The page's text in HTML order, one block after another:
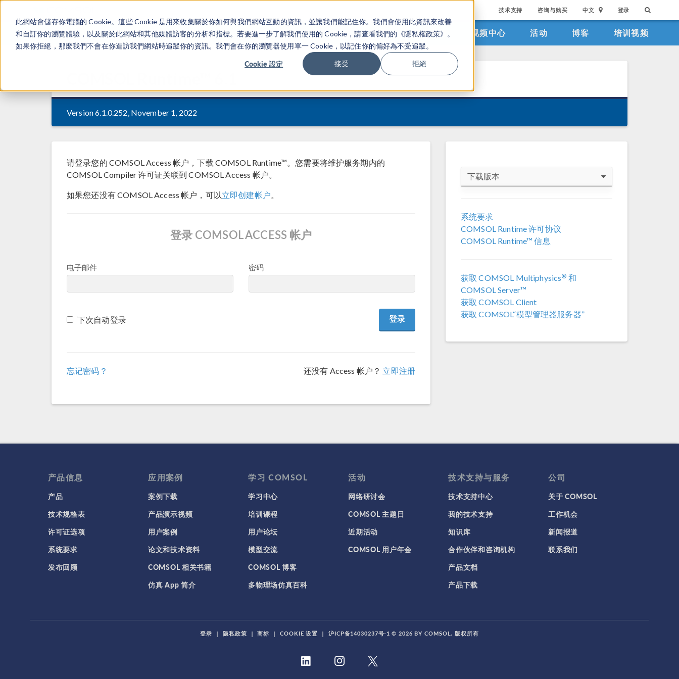
此網站會儲存你電腦的 Cookie。這些 Cookie 是用來收集關於你如何與我們網站互動的資訊，並讓我們能記住你。我們會使用此資訊來改善
和自訂你的瀏覽體驗，以及關於此網站和其他媒體訪客的分析和指標。若要進一步了解我們使用的 Cookie，請查看我們的《隱私權政策》。
如果你拒絕，那麼我們不會在你造訪我們網站時追蹤你的資訊。我們會在你的瀏覽器使用單一 Cookie，以記住你的偏好為不受追蹤。
Cookie 設定 接受 拒絕
技术支持 咨询与购买 中文 登录
产品 行业应用 视频中心 活动 博客 培训视频
Version 6.1.0.252, November 1, 2022
请登录您的 COMSOL Access 帐户，下载 COMSOL Runtime™。您需要将维护服务期内的
COMSOL Compiler 许可证关联到 COMSOL Access 帐户。
如果您还没有 COMSOL Access 帐户，可以立即创建帐户。
登录 COMSOL ACCESS 帐户
电子邮件 密码
下次自动登录
忘记密码？ 还没有 Access 帐户？ 立即注册
下载版本
COMSOL 6.3
COMSOL 6.2 更新 3(6.2.0.415)
COMSOL 6.2 更新 2
COMSOL 6.2 更新 1
COMSOL 6.2(6.2.0.278)
COMSOL 6.0 更新 1 (6.0.0.354)
COMSOL 6.0 更新 0 (6.0.0.318)
COMSOL 6.0 (6.0.0.312)
COMSOL 5.6 更新 2 (5.6.0.401)
COMSOL 5.6 更新 1
COMSOL 5.6
COMSOL 5.5 更新 3
系统要求
COMSOL Runtime 许可协议
COMSOL Runtime™ 信息
获取 COMSOL Multiphysics® 和
COMSOL Server™
获取 COMSOL Client
获取 COMSOL“模型管理器服务器”
产品信息
产品
技术规格表
许可证选项
系统要求
发布回顾
应用案例
案例下载
产品演示视频
用户案例
论文和技术资料
COMSOL 相关书籍
仿真 App 简介
学习 COMSOL
学习中心
培训课程
用户论坛
模型交流
COMSOL 博客
多物理场仿真百科
活动
网络研讨会
COMSOL 主题日
近期活动
COMSOL 用户年会
技术支持与服务
技术支持中心
我的技术支持
知识库
合作伙伴和咨询机构
产品文档
产品下载
公司
关于 COMSOL
工作机会
新闻报道
联系我们
登录 | 隐私政策 | 商标 | COOKIE 设置 | 沪ICP备14030237号-1 © 2026 BY COMSOL. 版权所有